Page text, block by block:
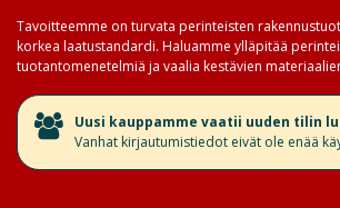
Tavoitteemme on turvata perinteisten
korkea laatustandardi. Haluamme ylläpitää
tuotantomenetelmiä ja vaalia kestävien
​Uusi kauppamme vaatii uuden tilin
Vanhat kirjautumistiedot eivät ole enää